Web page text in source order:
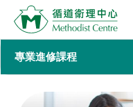
專業進修課程